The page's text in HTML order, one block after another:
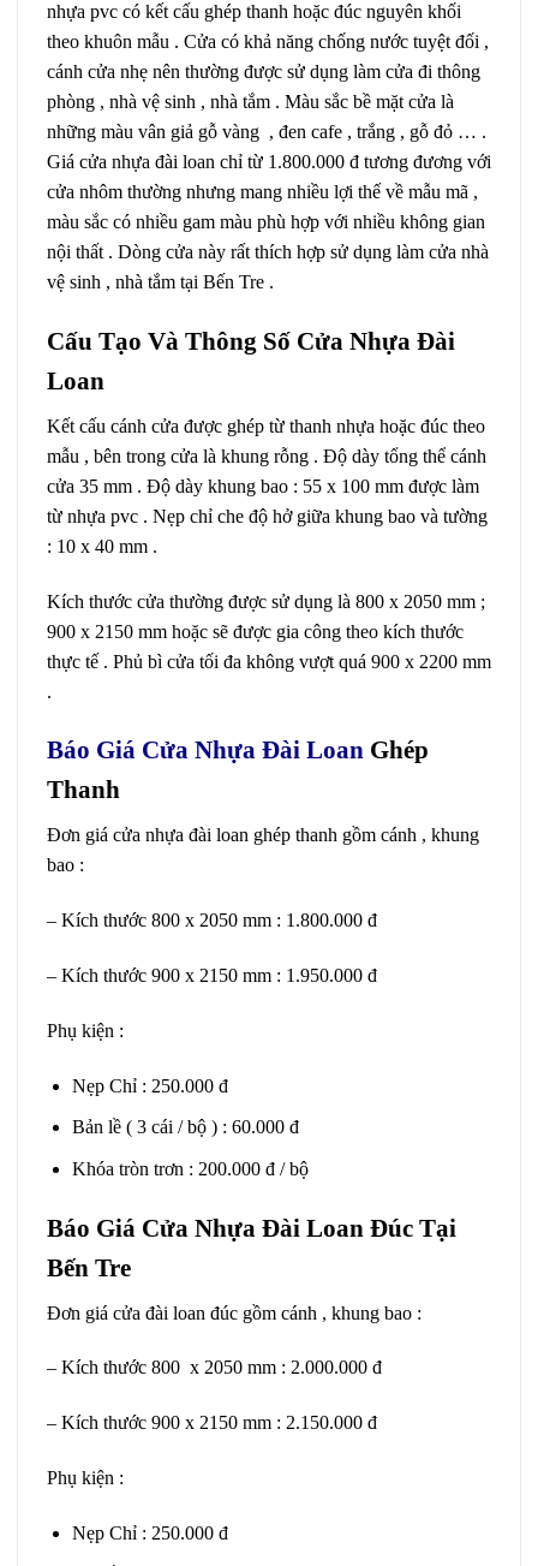
nhựa pvc có kết cấu ghép thanh hoặc đúc nguyên khối
theo khuôn mẫu . Cửa có khả năng chống nước tuyệt đối ,
cánh cửa nhẹ nên thường được sử dụng làm cửa đi thông
phòng , nhà vệ sinh , nhà tắm . Màu sắc bề mặt cửa là
những màu vân giả gỗ vàng , đen cafe , trắng , gỗ đỏ … .
Giá cửa nhựa đài loan chỉ từ 1.800.000 đ tương đương với
cửa nhôm thường nhưng mang nhiều lợi thế về mẫu mã ,
màu sắc có nhiều gam màu phù hợp với nhiều không gian
nội thất . Dòng cửa này rất thích hợp sử dụng làm cửa nhà
vệ sinh , nhà tắm tại Bến Tre .
Cấu Tạo Và Thông Số Cửa Nhựa Đài
Loan
Kết cấu cánh cửa được ghép từ thanh nhựa hoặc đúc theo
mẫu , bên trong cửa là khung rỗng . Độ dày tổng thể cánh
cửa 35 mm . Độ dày khung bao : 55 x 100 mm được làm
từ nhựa pvc . Nẹp chỉ che độ hở giữa khung bao và tường
: 10 x 40 mm .
Kích thước cửa thường được sử dụng là 800 x 2050 mm ;
900 x 2150 mm hoặc sẽ được gia công theo kích thước
thực tế . Phủ bì cửa tối đa không vượt quá 900 x 2200 mm
.
Báo Giá Cửa Nhựa Đài Loan Ghép
Thanh
Đơn giá cửa nhựa đài loan ghép thanh gồm cánh , khung
bao :
– Kích thước 800 x 2050 mm : 1.800.000 đ
– Kích thước 900 x 2150 mm : 1.950.000 đ
Phụ kiện :
Nẹp Chỉ : 250.000 đ
Bản lề ( 3 cái / bộ ) : 60.000 đ
Khóa tròn trơn : 200.000 đ / bộ
Báo Giá Cửa Nhựa Đài Loan Đúc Tại
Bến Tre
Đơn giá cửa đài loan đúc gồm cánh , khung bao :
– Kích thước 800 x 2050 mm : 2.000.000 đ
– Kích thước 900 x 2150 mm : 2.150.000 đ
Phụ kiện :
Nẹp Chỉ : 250.000 đ